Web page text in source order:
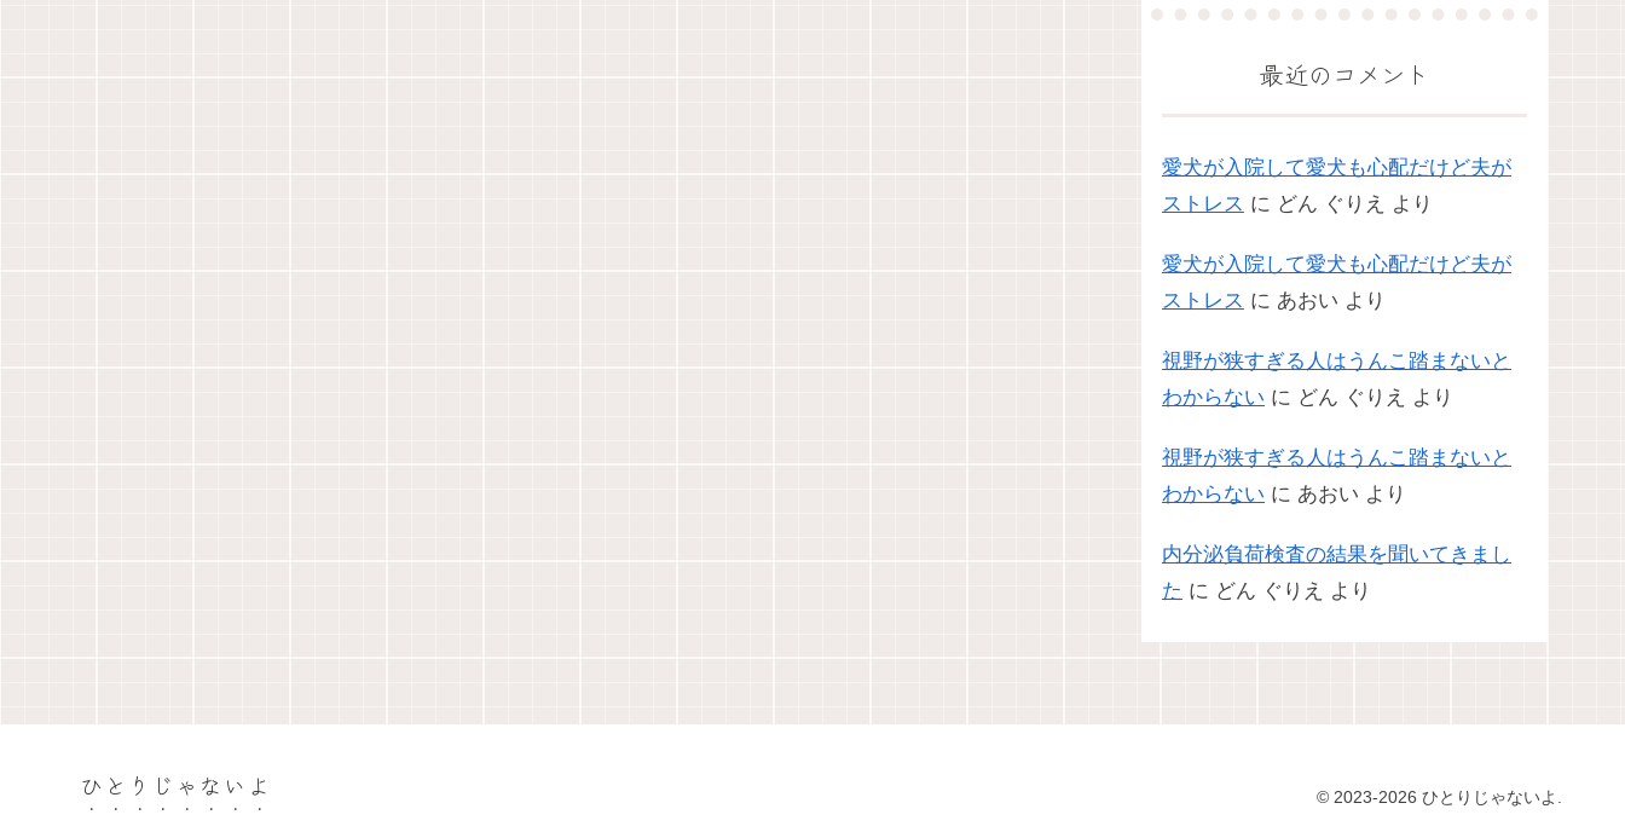
最近のコメント
愛犬が入院して愛犬も心配だけど夫が
ストレス に どん ぐりえ より
愛犬が入院して愛犬も心配だけど夫が
ストレス に あおい より
視野が狭すぎる人はうんこ踏まないと
わからない に どん ぐりえ より
視野が狭すぎる人はうんこ踏まないと
わからない に あおい より
内分泌負荷検査の結果を聞いてきまし
た に どん ぐりえ より
ひとりじゃないよ © 2023-2026 ひとりじゃないよ.